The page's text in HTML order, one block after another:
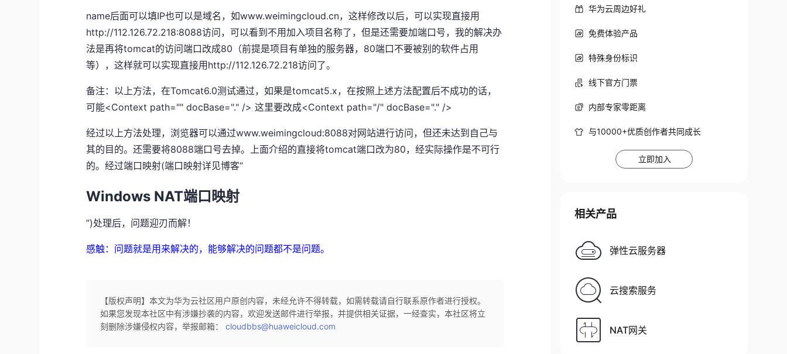
name后面可以填IP也可以是域名，如www.weimingcloud.cn，这样修改以后，可以实现直接用
http://112.126.72.218:8088访问，可以看到不用加入项目名称了，但是还需要加端口号，我的解决办
法是再将tomcat的访问端口改成80（前提是项目有单独的服务器，80端口不要被别的软件占用
等），这样就可以实现直接用http://112.126.72.218访问了。
备注：以上方法，在Tomcat6.0测试通过，如果是tomcat5.x，在按照上述方法配置后不成功的话，
可能<Context path="" docBase="." /> 这里要改成<Context path="/" docBase="." />
经过以上方法处理，浏览器可以通过www.weimingcloud:8088对网站进行访问，但还未达到自己与
其的目的。还需要将8088端口号去掉。上面介绍的直接将tomcat端口改为80，经实际操作是不可行
的。经过端口映射(端口映射详见博客“
Windows NAT端口映射
”)处理后，问题迎刃而解！
感触：问题就是用来解决的，能够解决的问题都不是问题。
【版权声明】本文为华为云社区用户原创内容，未经允许不得转载，如需转载请自行联系原作者进行授权。
如果您发现本社区中有涉嫌抄袭的内容，欢迎发送邮件进行举报，并提供相关证据，一经查实，本社区将立
刻删除涉嫌侵权内容，举报邮箱：cloudbbs@huaweicloud.com
华为云周边好礼
免费体验产品
特殊身份标识
线下官方门票
内部专家零距离
与10000+优质创作者共同成长
立即加入
相关产品
弹性云服务器
云搜索服务
NAT网关